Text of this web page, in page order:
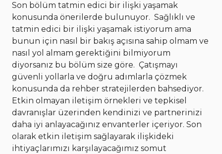
Son bölüm tatmin edici bir ilişki yaşamak
konusunda önerilerde bulunuyor. Sağlıklı ve
tatmin edici bir ilişki yaşamak istiyorum ama
bunun için nasıl bir bakış açısına sahip olmam ve
nasıl yol almam gerektiğini bilmiyorum
diyorsanız bu bölüm size göre. Çatışmayı
güvenli yollarla ve doğru adımlarla çözmek
konusunda da rehber stratejilerden bahsediyor.
Etkin olmayan iletişim örnekleri ve tepkisel
davranışlar üzerinden kendinizi ve partnerinizi
daha iyi anlayacağınız envanterler içeriyor. Son
olarak etkin iletişim sağlayarak ilişkideki
ihtiyaçlarımızı karşılayacağımız somut